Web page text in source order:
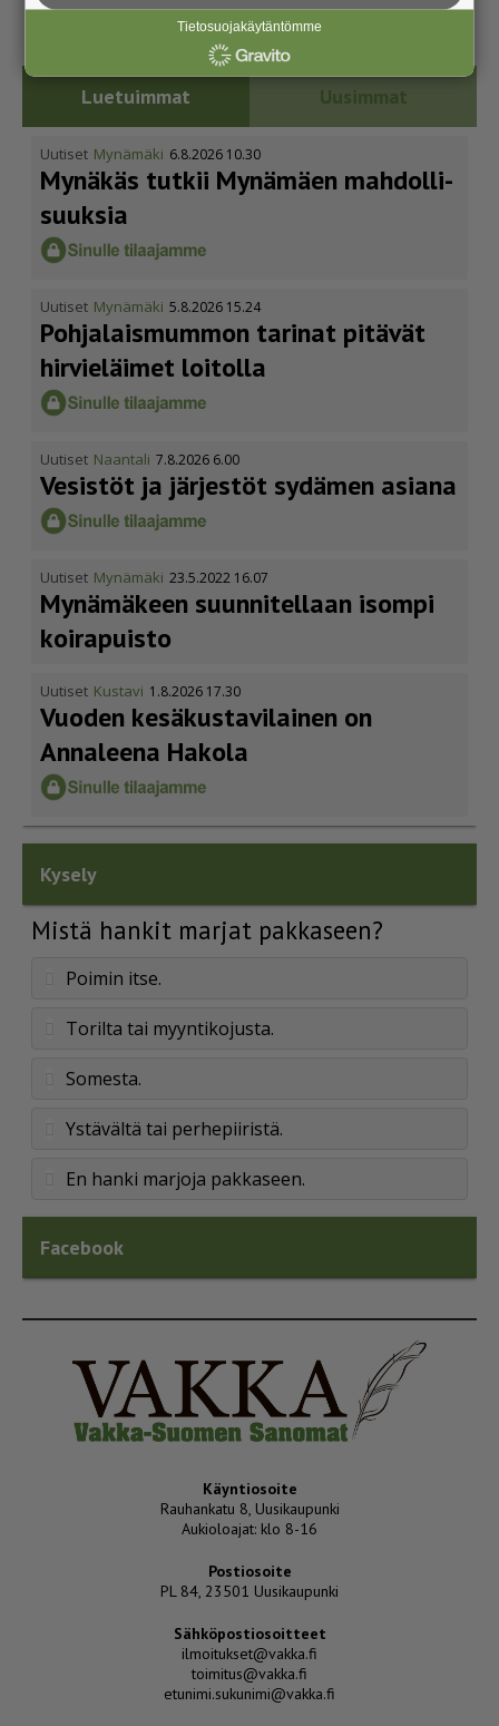
Luetuimmat Uusimmat
Uutiset Mynämäki 6.8.2026 10.30
Mynäkäs tutkii Mynämäen mahdol­li­
suuksia
Uutiset Mynämäki 5.8.2026 15.24
Pohja­lais­mummon tarinat pitävät
hirvieläimet loitolla
Uutiset Naantali 7.8.2026 6.00
Vesistöt ja järjestöt sydämen asiana
Uutiset Mynämäki 23.5.2022 16.07
Mynämäkeen suunnitellaan isompi
koirapuisto
Uutiset Kustavi 1.8.2026 17.30
Vuoden kesäkus­ta­vi­lainen on
Annaleena Hakola
Kysely
Mistä hankit marjat pakkaseen?
Poimin itse.
Torilta tai myyntikojusta.
Somesta.
Ystävältä tai perhepiiristä.
En hanki marjoja pakkaseen.
Facebook
Käyntiosoite
Rauhankatu 8, Uusikaupunki
Aukioloajat: klo 8-16
Postiosoite
PL 84, 23501 Uusikaupunki
Sähköpostiosoitteet
ilmoitukset@vakka.fi
toimitus@vakka.fi
etunimi.sukunimi@vakka.fi
Tietosuojakäytäntömme